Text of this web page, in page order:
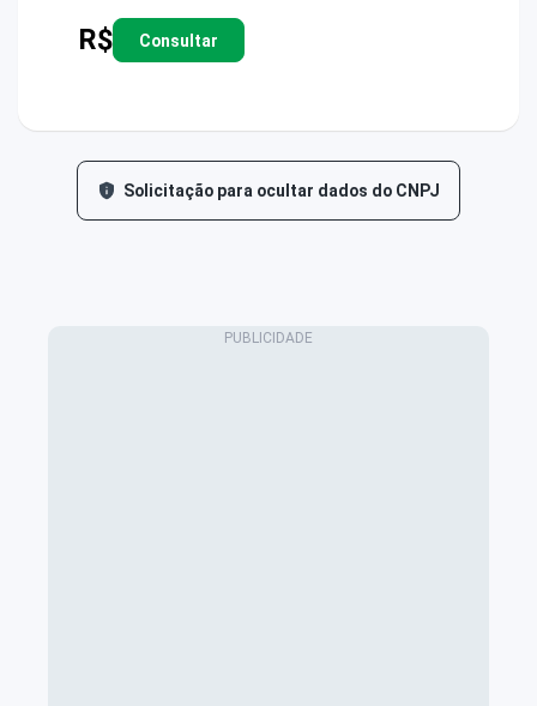
R$ Consultar
Solicitação para ocultar dados do CNPJ